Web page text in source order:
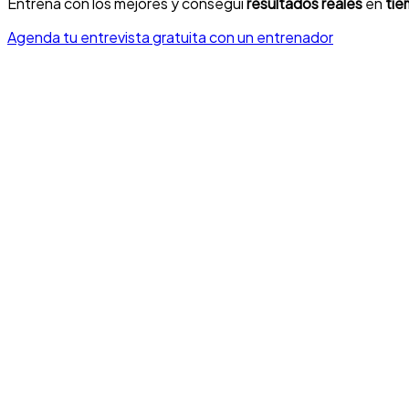
Agenda tu entrevista gratuitacon un entrenador